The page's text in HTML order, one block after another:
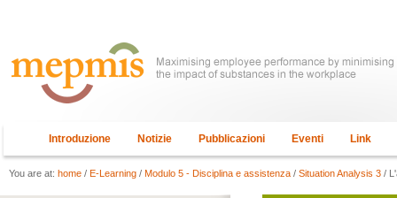
Introduzione Notizie Pubblicazioni Eventi Link
You are at: home / E-Learning / Modulo 5 - Disciplina e assistenza / Situation Analysis 3 /